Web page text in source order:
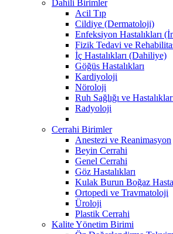
Dahili Birimler
Acil Tıp
Cildiye (Dermatoloji)
Enfeksiyon Hastalıkları
Fizik Tedavi ve
İç Hastalıkları (Dahiliye)
Göğüs Hastalıkları
Kardiyoloji
Nöroloji
Ruh Sağlığı ve
Radyoloji
Cerrahi Birimler
Anestezi ve Reanimasyon
Beyin Cerrahi
Genel Cerrahi
Göz Hastalıkları
Kulak Burun Boğaz
Ortopedi ve Travmatoloji
Üroloji
Plastik Cerrahi
Kalite Yönetim Birimi